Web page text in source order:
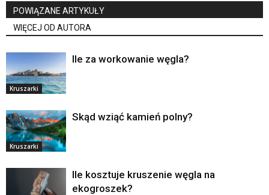
POWIĄZANE ARTYKUŁY
WIĘCEJ OD AUTORA
Kruszarki
Ile za workowanie węgla?
Kruszarki
Skąd wziąć kamień polny?
Ile kosztuje kruszenie węgla na
ekogroszek?